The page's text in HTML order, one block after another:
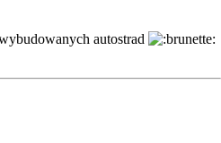
autostrad